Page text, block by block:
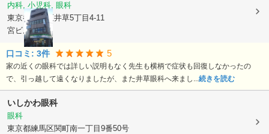
内科, 小児科, 眼科
東京都杉並区井草5丁目4-11
宮ビル2F
口コミ: 3件 5
家の近くの眼科では詳しい説明もなく先生も横柄で症状も回復しなかったの
で、引っ越して遠くなりましたが、また井草眼科へ来まし...続きを読む
いしかわ眼科
眼科
東京都練馬区関町南一丁目9番50号